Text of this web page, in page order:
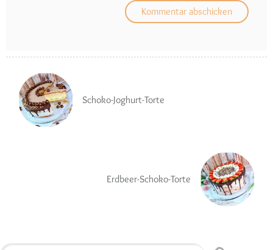
Schoko-Joghurt-Torte
Erdbeer-Schoko-Torte